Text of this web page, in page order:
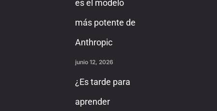
es el modelo
más potente de
Anthropic
junio 12, 2026
¿Es tarde para
aprender